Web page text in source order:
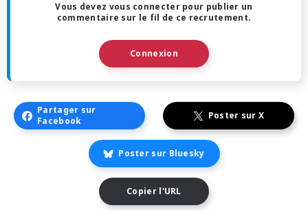
Vous devez vous connecter pour publier un
commentaire sur le fil de ce recrutement.
Connexion
Partager sur
Facebook
Poster sur X
Poster sur Bluesky
Copier l'URL